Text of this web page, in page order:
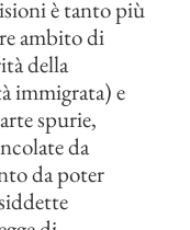
è tanto più
ambito di
della
immigrata) e
spurie,
da
da poter